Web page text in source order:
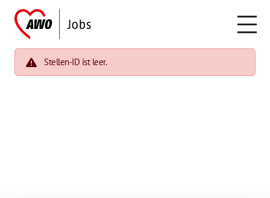
Stellen-ID ist leer.